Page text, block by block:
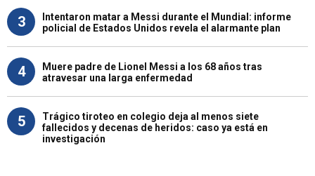
3
Intentaron matar a Messi durante el Mundial: informe
policial de Estados Unidos revela el alarmante plan
4
Muere padre de Lionel Messi a los 68 años tras
atravesar una larga enfermedad
5
Trágico tiroteo en colegio deja al menos siete
fallecidos y decenas de heridos: caso ya está en
investigación